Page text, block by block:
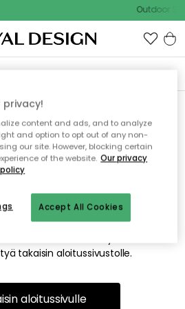
Outdoor
löydä
sivua
sivua ei enää ole tai siitä, että se
tästä mahdollisesti
takaisin aloitussivustolle.
aloitussivulle
privacy!
content and ads, and to analyze
and option to opt out of any non-
our site. However, blocking certain
of the website. Our privacy
Accept All Cookies